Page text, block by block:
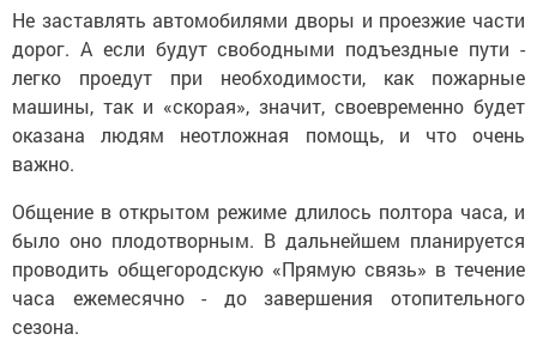
Не заставлять автомобилями дворы и проезжие части
дорог. А если будут свободными подъездные пути -
легко проедут при необходимости, как пожарные
машины, так и «скорая», значит, своевременно будет
оказана людям неотложная помощь, и что очень
важно.
Общение в открытом режиме длилось полтора часа, и
было оно плодотворным. В дальнейшем планируется
проводить общегородскую «Прямую связь» в течение
часа ежемесячно - до завершения отопительного
сезона.